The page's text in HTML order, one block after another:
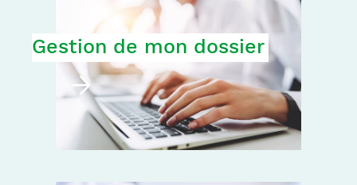
Gestion de mon dossier